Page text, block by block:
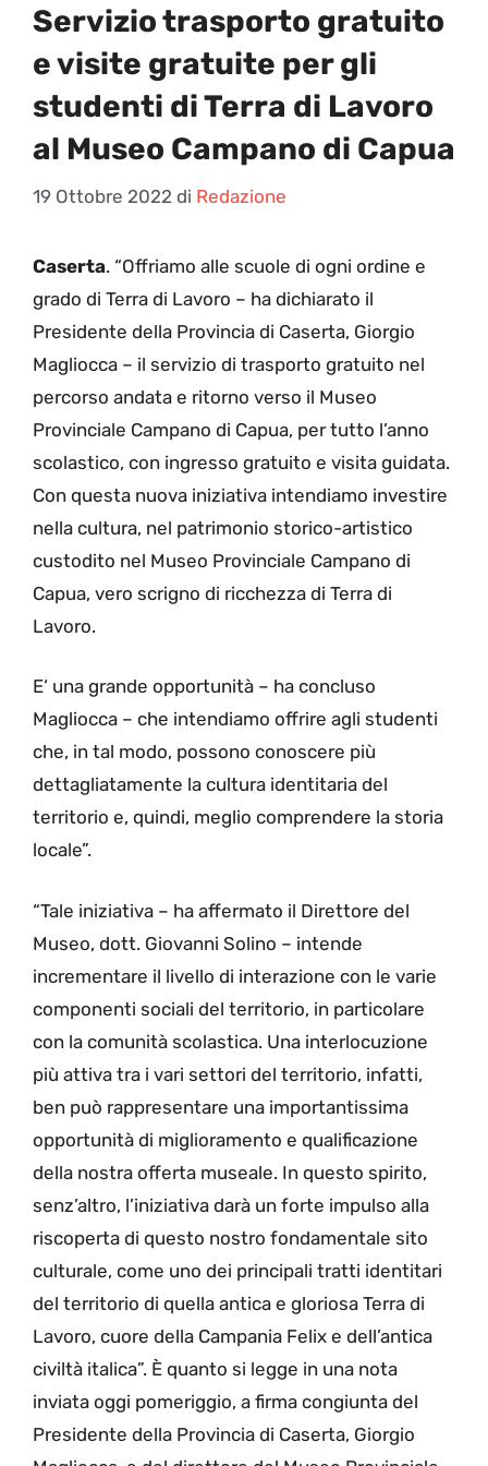
Servizio trasporto gratuito
e visite gratuite per gli
studenti di Terra di Lavoro
al Museo Campano di Capua
19 Ottobre 2022 di Redazione
Caserta. “Offriamo alle scuole di ogni ordine e
grado di Terra di Lavoro – ha dichiarato il
Presidente della Provincia di Caserta, Giorgio
Magliocca – il servizio di trasporto gratuito nel
percorso andata e ritorno verso il Museo
Provinciale Campano di Capua, per tutto l’anno
scolastico, con ingresso gratuito e visita guidata.
Con questa nuova iniziativa intendiamo investire
nella cultura, nel patrimonio storico-artistico
custodito nel Museo Provinciale Campano di
Capua, vero scrigno di ricchezza di Terra di
Lavoro.
E‘ una grande opportunità – ha concluso
Magliocca – che intendiamo offrire agli studenti
che, in tal modo, possono conoscere più
dettagliatamente la cultura identitaria del
territorio e, quindi, meglio comprendere la storia
locale”.
“Tale iniziativa – ha affermato il Direttore del
Museo, dott. Giovanni Solino – intende
incrementare il livello di interazione con le varie
componenti sociali del territorio, in particolare
con la comunità scolastica. Una interlocuzione
più attiva tra i vari settori del territorio, infatti,
ben può rappresentare una importantissima
opportunità di miglioramento e qualificazione
della nostra offerta museale. In questo spirito,
senz’altro, l’iniziativa darà un forte impulso alla
riscoperta di questo nostro fondamentale sito
culturale, come uno dei principali tratti identitari
del territorio di quella antica e gloriosa Terra di
Lavoro, cuore della Campania Felix e dell’antica
civiltà italica”. È quanto si legge in una nota
inviata oggi pomeriggio, a firma congiunta del
Presidente della Provincia di Caserta, Giorgio